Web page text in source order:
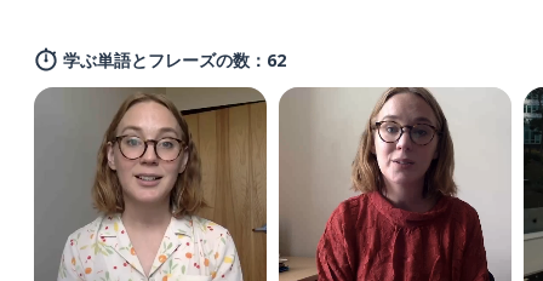
学ぶ単語とフレーズの数：62